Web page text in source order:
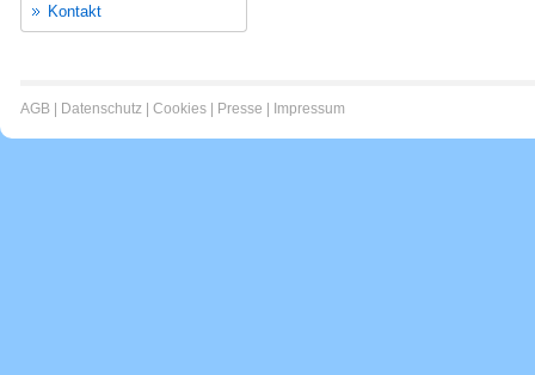
Kontakt
AGB Datenschutz Cookies Presse Impressum